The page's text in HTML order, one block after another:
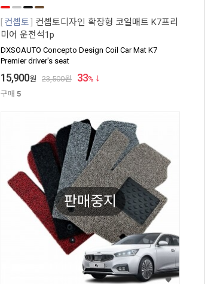
컨셉토
컨셉토디자인 확장형 코일매트 K7프리
미어 운전석1p
DXSOAUTO Concepto Design Coil Car Mat K7
Premier driver's seat
15,900원 23,500원 33%
구매 5
판매중지